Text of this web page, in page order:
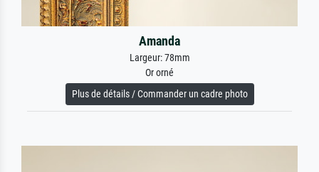
Amanda
Largeur: 78mm
Or orné
Plus de détails / Commander un cadre photo